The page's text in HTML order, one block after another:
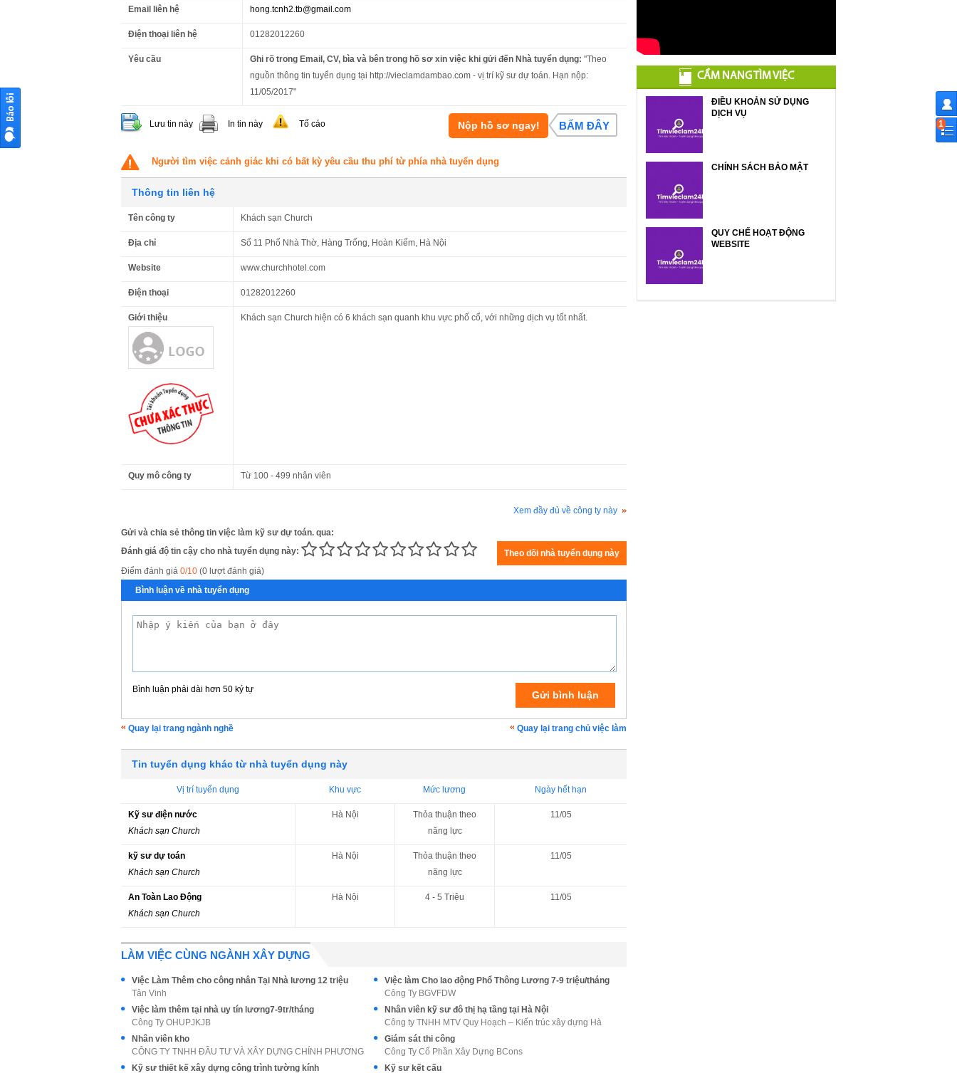
Email liên hệ hong.tcnh2.tb@gmail.com
Điện thoại liên hệ 01282012260
Yêu cầu Ghi rõ trong Email, CV, bìa và bên trong hồ sơ xin việc khi gửi đến Nhà tuyển dụng: "Theo
nguồn thông tin tuyển dụng tại http://vieclamdambao.com - vị trí kỹ sư dự toán. Hạn nộp:
11/05/2017"
Lưu tin này In tin này Tố cáo Nộp hồ sơ ngay! BẤM ĐÂY
Người tìm việc cảnh giác khi có bất kỳ yêu cầu thu phí từ phía nhà tuyển dụng
Thông tin liên hệ
Tên công ty Khách sạn Church
Địa chỉ Số 11 Phố Nhà Thờ, Hàng Trống, Hoàn Kiếm, Hà Nội
Website www.churchhotel.com
Điện thoại 01282012260
Giới thiệu Khách sạn Church hiện có 6 khách sạn quanh khu vực phố cổ, với những dịch vụ tốt nhất.
Quy mô công ty Từ 100 - 499 nhân viên
Xem đầy đủ về công ty này
Gửi và chia sẻ thông tin việc làm kỹ sư dự toán. qua:
Đánh giá độ tin cậy cho nhà tuyển dụng này:
Điểm đánh giá 0/10 (0 lượt đánh giá)
Bình luận về nhà tuyển dụng
Bình luận phải dài hơn 50 ký tự
Quay lại trang ngành nghề Quay lại trang chủ việc làm
Tin tuyển dụng khác từ nhà tuyển dụng này
Vị trí tuyển dụng Khu vực Mức lương Ngày hết hạn
Kỹ sư điện nước
Khách sạn Church
Hà Nội
Thỏa thuận theo
năng lực
11/05
kỹ sư dự toán
Khách sạn Church
Hà Nội
Thỏa thuận theo
năng lực
11/05
An Toàn Lao Động
Khách sạn Church
Hà Nội 4 - 5 Triệu 11/05
LÀM VIỆC CÙNG NGÀNH XÂY DỰNG
Việc Làm Thêm cho công nhân Tại Nhà lương 12 triệu
Tân Vinh
Việc làm Cho lao động Phổ Thông Lương 7-9 triệu/tháng
Công Ty BGVFDW
Việc làm thêm tại nhà uy tín lương7-9tr/tháng
Công Ty OHUPJKJB
Nhân viên kỹ sư đô thị hạ tầng tại Hà Nội
Công ty TNHH MTV Quy Hoạch – Kiến trúc xây dựng Hà
Nhân viên kho
CÔNG TY TNHH ĐẦU TƯ VÀ XÂY DỰNG CHÍNH PHƯƠNG
Giám sát thi công
Công Ty Cổ Phần Xây Dựng BCons
Kỹ sư thiết kế xây dựng công trình tường kính
Kỹ sư kết cấu
CẨM NANG TÌM VIỆC
ĐIỀU KHOẢN SỬ DỤNG
DỊCH VỤ
CHÍNH SÁCH BẢO MẬT
QUY CHẾ HOẠT ĐỘNG
WEBSITE
1